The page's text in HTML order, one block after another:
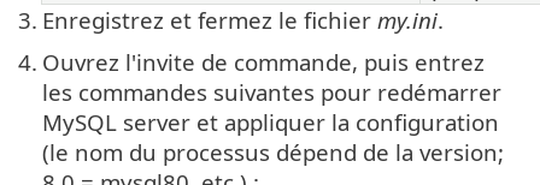
3. Enregistrez et fermez le fichier my.ini.
4. Ouvrez l'invite de commande, puis entrez
les commandes suivantes pour redémarrer
MySQL server et appliquer la configuration
(le nom du processus dépend de la version;